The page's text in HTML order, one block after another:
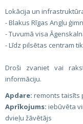
Lokācija un
- Blakus Rīgas Angļu
- Tuvumā visa
- Līdz pilsētas centram
Droši zvaniet vai
informāciju.
Apdare: remonts taisīts
Aprīkojums: iebūvēta
dvieļu žāvētājs